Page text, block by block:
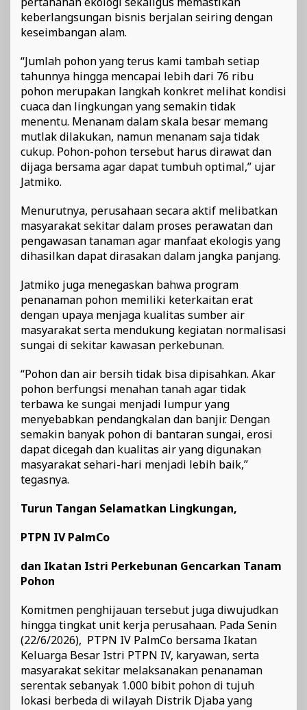
keberlangsungan bisnis berjalan seiring dengan
keseimbangan alam.
“Jumlah pohon yang terus kami tambah setiap
tahunnya hingga mencapai lebih dari 76 ribu
pohon merupakan langkah konkret melihat kondisi
cuaca dan lingkungan yang semakin tidak
menentu. Menanam dalam skala besar memang
mutlak dilakukan, namun menanam saja tidak
cukup. Pohon-pohon tersebut harus dirawat dan
dijaga bersama agar dapat tumbuh optimal,” ujar
Jatmiko.
Menurutnya, perusahaan secara aktif melibatkan
masyarakat sekitar dalam proses perawatan dan
pengawasan tanaman agar manfaat ekologis yang
dihasilkan dapat dirasakan dalam jangka panjang.
Jatmiko juga menegaskan bahwa program
penanaman pohon memiliki keterkaitan erat
dengan upaya menjaga kualitas sumber air
masyarakat serta mendukung kegiatan normalisasi
sungai di sekitar kawasan perkebunan.
“Pohon dan air bersih tidak bisa dipisahkan. Akar
pohon berfungsi menahan tanah agar tidak
terbawa ke sungai menjadi lumpur yang
menyebabkan pendangkalan dan banjir. Dengan
semakin banyak pohon di bantaran sungai, erosi
dapat dicegah dan kualitas air yang digunakan
masyarakat sehari-hari menjadi lebih baik,”
tegasnya.
Turun Tangan Selamatkan Lingkungan,
PTPN IV PalmCo⁠
dan Ikatan Istri Perkebunan Gencarkan Tanam
Pohon
Komitmen penghijauan tersebut juga diwujudkan
hingga tingkat unit kerja perusahaan. Pada Senin
(22/6/2026), PTPN IV PalmCo⁠ bersama Ikatan
Keluarga Besar Istri PTPN IV, karyawan, serta
masyarakat sekitar melaksanakan penanaman
serentak sebanyak 1.000 bibit pohon di tujuh
lokasi berbeda di wilayah Distrik Djaba yang